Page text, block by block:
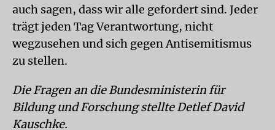
auch sagen, dass wir alle gefordert sind. Jeder
trägt jeden Tag Verantwortung, nicht
wegzusehen und sich gegen Antisemitismus
zu stellen.
Die Fragen an die Bundesministerin für
Bildung und Forschung stellte Detlef David
Kauschke.